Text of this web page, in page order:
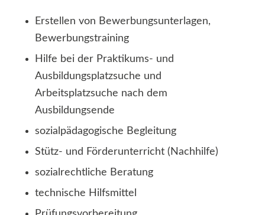
Erstellen von Bewerbungsunterlagen,
Bewerbungstraining
Hilfe bei der Praktikums- und
Ausbildungsplatzsuche und
Arbeitsplatzsuche nach dem
Ausbildungsende
sozialpädagogische Begleitung
Stütz- und Förderunterricht (Nachhilfe)
sozialrechtliche Beratung
technische Hilfsmittel